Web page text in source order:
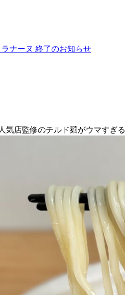
ラナーヌ 終了のお知らせ
気店監修のチルド麺がウマすぎる